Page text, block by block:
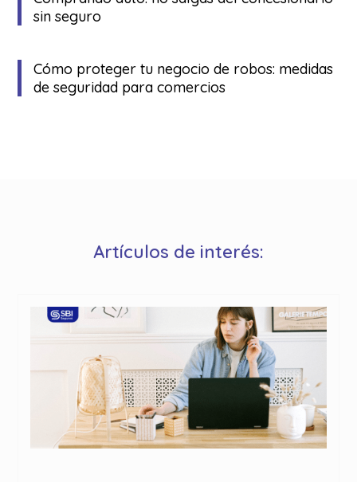
sin seguro
Cómo proteger tu negocio de robos: medidas
de seguridad para comercios
Artículos de interés: